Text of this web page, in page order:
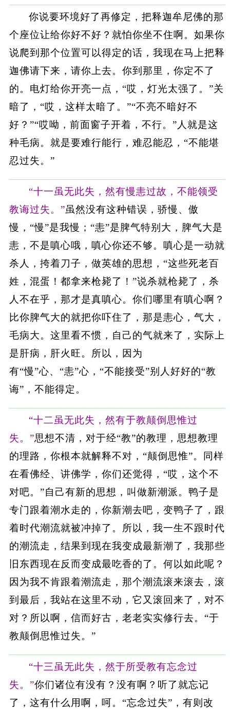
你说要环境好了再修定，把释迦牟尼佛的那
个座位让给你好不好？就怕你坐不住啊。如果你
说爬到那个位置可以得定的话，我现在马上把释
迦佛请下来，请你上去。你到那里，你定不了
的。电灯给你开亮一点，“哎，灯光太强了。”关
暗了，“哎，这样太暗了。”“不亮不暗好不
好？”“哎呦，前面窗子开着，不行。”人就是这
种毛病。就是要难行能行，难忍能忍，“不能堪
忍过失。”
“十一虽无此失，然有慢恚过故，不能领受
教诲过失。”虽然没有这种错误，骄慢、傲
慢，“慢”是我慢；“恚”是脾气特别大，脾气大是
恚，不是嗔心哦，嗔心你还不够。嗔心是一动就
杀人，挎着刀子，做英雄的思想，“这些死老百
姓，混蛋！都拿来枪毙了！”说杀就枪毙了，杀
人不在乎，那才是真嗔心。你们哪里有嗔心啊？
比你脾气大的就把你吓住了，那是恚心，气大，
毛病大。这里看不惯，自己的气就来了，实际上
是肝病，肝火旺。所以，因为
有“慢”心、“恚”心，“不能接受”别人好好的“教
诲”，不能得定。
“十二虽无此失，然有于教颠倒思惟过
失。”思想不清，对于经“教”的教理，思想教理
的理路，你根本就解释不对，“颠倒思惟”。同样
在看佛经、讲佛学，你们还觉得，“哎，这个不
对吧。”自己有新的思想，叫做新潮派。鸭子是
专门跟着潮水走的，你新潮去吧，变鸭子了，跟
着时代潮流就被冲掉了。所以，我一生不跟时代
的潮流走，结果到现在我变成最新潮了，我那些
旧东西现在反而变成最吃香的了。何以如此呢？
因为我不肯跟着潮流走，那个潮流滚来滚去，滚
到最后，我站在这里不动，它又滚回来了，对不
对？所以啊，信而好古，老老实实修行去。“于
教颠倒思惟过失。”
“十三虽无此失，然于所受教有忘念过
失。”你们诸位有没有？没有啊？听了就忘记
了，这有什么用啊，呵。“忘念过失”，有则改